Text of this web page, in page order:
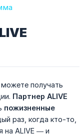
получать
Партнер ALIVE
пожизненные
раз, когда кто-то,
на ALIVE — и